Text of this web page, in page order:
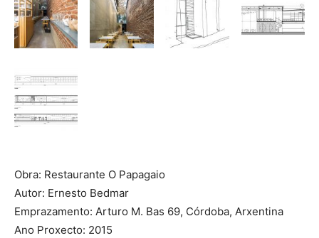
Obra: Restaurante O Papagaio
Autor: Ernesto Bedmar
Emprazamento: Arturo M. Bas 69, Córdoba, Arxentina
Ano Proxecto: 2015